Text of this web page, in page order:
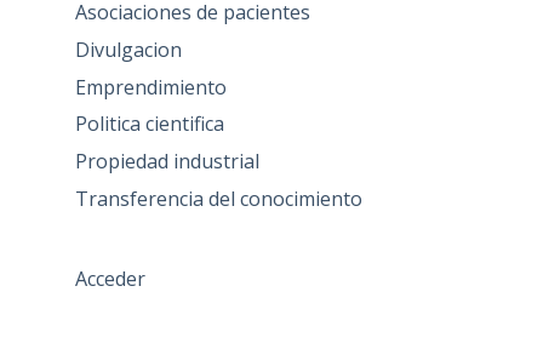
Asociaciones de pacientes
Divulgacion
Emprendimiento
Politica cientifica
Propiedad industrial
Transferencia del conocimiento
Acceder